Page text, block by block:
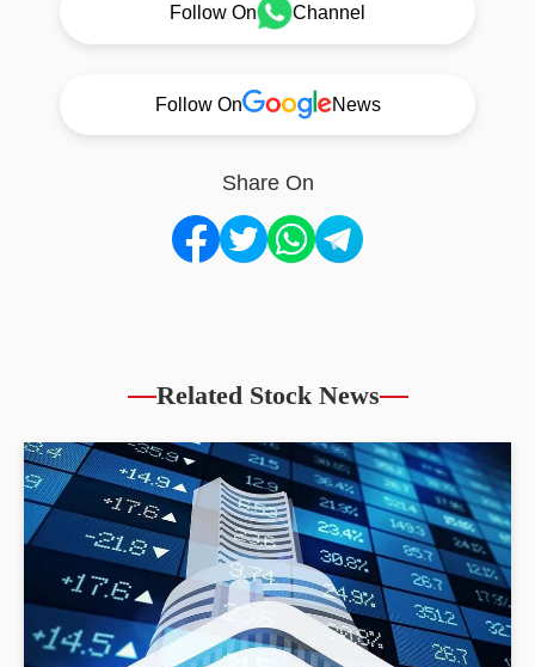
Follow On Channel
Follow On News
Share On
Related Stock News